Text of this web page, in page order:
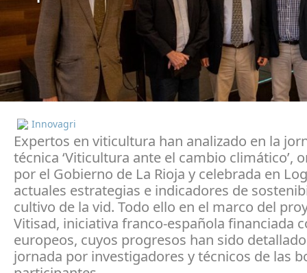
Innovagri
Expertos en viticultura han analizado en la
técnica ‘Viticultura ante el cambio climático’,
por el Gobierno de La Rioja y celebrada en
actuales estrategias e indicadores de
cultivo de la vid. Todo ello en el marco del
Vitisad, iniciativa franco-española financiada
europeos, cuyos progresos han sido
jornada por investigadores y técnicos de las